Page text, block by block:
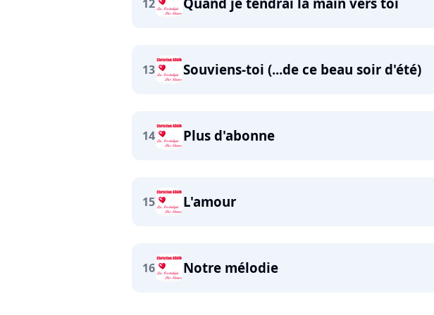
12
13 Souviens-toi (...de ce beau soir d'été)
14 Plus d'abonne
15 L'amour
16 Notre mélodie